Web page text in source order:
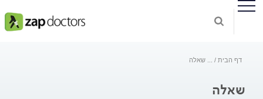
דף הבית שאלה
שאלה